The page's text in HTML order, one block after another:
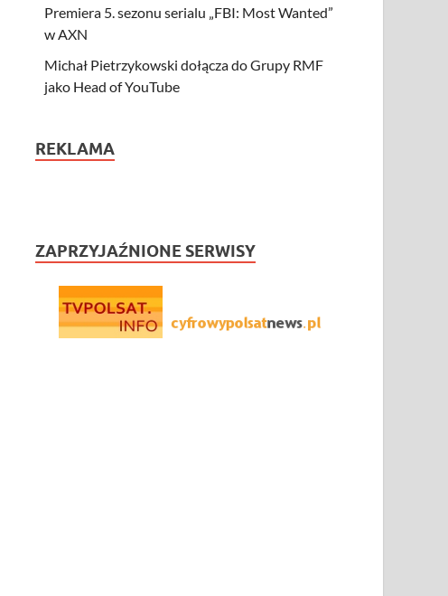
Premiera 5. sezonu serialu „FBI: Most Wanted”
w AXN
Michał Pietrzykowski dołącza do Grupy RMF
jako Head of YouTube
REKLAMA
ZAPRZYJAŹNIONE SERWISY